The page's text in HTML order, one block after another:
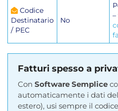
Codice
Destinatario
/ PEC
No
Fatturi spesso a
Con Software Semplice
automaticamente i dati
estero), usi sempre il